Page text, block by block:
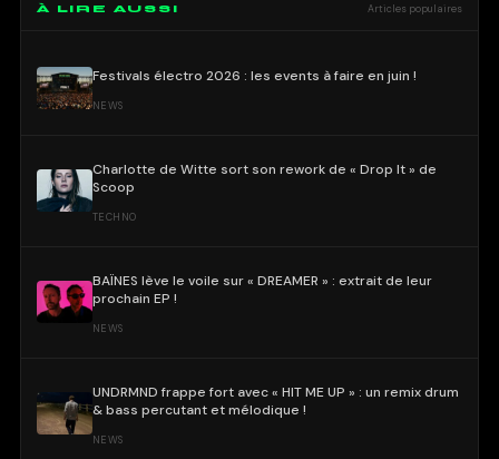
À LIRE AUSSI Articles populaires
Festivals électro 2026 : les events à faire en juin !
NEWS
Charlotte de Witte sort son rework de « Drop It » de
Scoop
TECHNO
BAÏNES lève le voile sur « DREAMER » : extrait de leur
prochain EP !
NEWS
UNDRMND frappe fort avec « HIT ME UP » : un remix drum
& bass percutant et mélodique !
NEWS